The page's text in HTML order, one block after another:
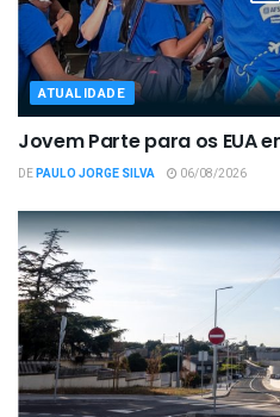
ATUALIDADE
Jovem Parte para os EUA
DEPAULO JORGE SILVA 06/08/2026